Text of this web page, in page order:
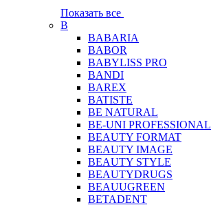
Показать все
B
BABARIA
BABOR
BABYLISS PRO
BANDI
BAREX
BATISTE
BE NATURAL
BE-UNI PROFESSIONAL
BEAUTY FORMAT
BEAUTY IMAGE
BEAUTY STYLE
BEAUTYDRUGS
BEAUUGREEN
BETADENT